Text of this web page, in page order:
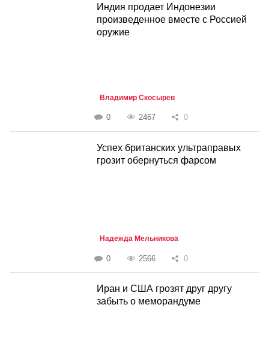
Индия продает Индонезии
произведенное вместе с Россией
оружие
Владимир Скосырев
0 2467 0
Успех британских ультраправых
грозит обернуться фарсом
Надежда Мельникова
0 2566 0
Иран и США грозят друг другу
забыть о меморандуме